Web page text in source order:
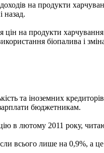
на продукти
назад.
на продукти
біопалива і
та іноземних
бюджетникам.
в лютому 2011 року,
всього лише на 0,9%, а